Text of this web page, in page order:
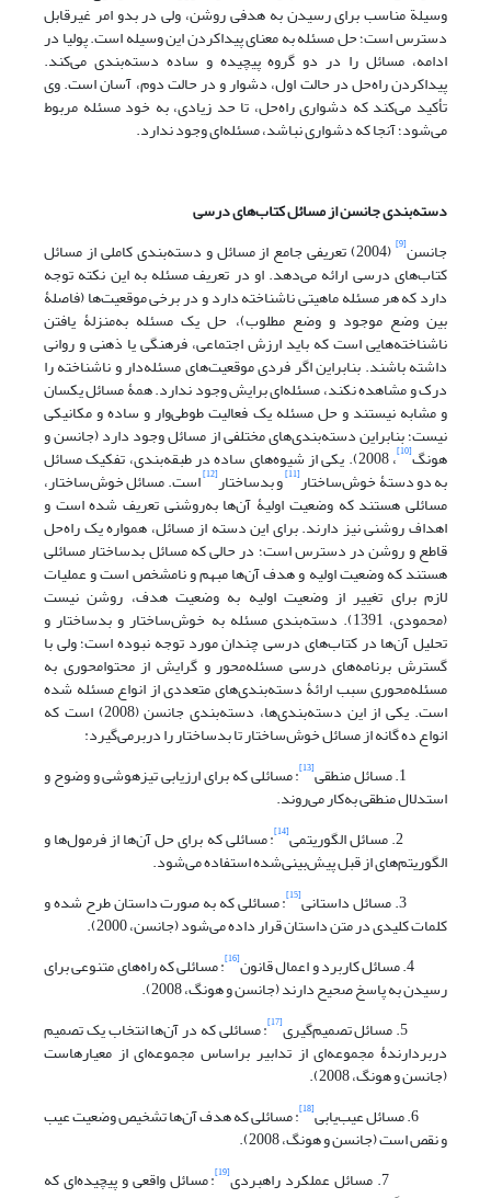
وسیلة مناسب برای رسیدن به هدفی روشن، ولی در بدو امر غیرقابل
دسترس است؛ حل مسئله به معنای پیداکردن این وسیله است. پولیا در
ادامه، مسائل را در دو گروه پیچیده و ساده دسته‌بندی می‌کند.
پیداکردن راه‌حل در حالت اول، دشوار و در حالت دوم، آسان است. وی
تأکید می‌کند که دشواری راه‌حل، تا حد زیادی، به خود مسئله مربوط
می‌شود؛ آنجا که دشواری نباشد، مسئله‌ای وجود ندارد.
دسته‌بندی جانسن از مسائل کتاب‌های درسی
جانسن[9] (2004) تعریفی جامع از مسائل و دسته‌بندی کاملی از مسائل
کتاب‌های درسی ارائه می‌دهد. او در تعریف مسئله به این نکته توجه
دارد که هر مسئله ماهیتی ناشناخته دارد و در برخی موقعیت‌ها (فاصلۀ
بین وضع موجود و وضع مطلوب)، حل یک مسئله به‌منزلۀ یافتن
ناشناخته‌هایی است که باید ارزش اجتماعی، فرهنگی یا ذهنی و روانی
داشته باشند. بنابراین اگر فردی موقعیت‌های مسئله‌دار و ناشناخته را
درک و مشاهده نکند، مسئله‌ای برایش وجود ندارد. همۀ مسائل یکسان
و مشابه نیستند و حل مسئله یک فعالیت طوطی‌وار و ساده و مکانیکی
نیست؛ بنابراین دسته‌بندی‌های مختلفی از مسائل وجود دارد (جانسن و
هونگ[10] ، 2008). یکی از شیوه‌های ساده در طبقه‌بندی، تفکیک مسائل
به دو دستۀ خوش‌ساختار[11] و بدساختار[12] است. مسائل خوش‌ساختار،
مسائلی هستند که وضعیت اولیۀ آن‌ها به‌روشنی تعریف شده است و
اهداف روشنی نیز دارند. برای این دسته از مسائل، همواره یک راه‌حل
قاطع و روشن در دسترس است؛ در حالی که مسائل بدساختار مسائلی
هستند که وضعیت اولیه و هدف آن‌ها مبهم و نامشخص است و عملیات
لازم برای تغییر از وضعیت اولیه به وضعیت هدف، روشن نیست
(محمودی، 1391). دسته‌بندی مسئله به خوش‌ساختار و بدساختار و
تحلیل آن‌ها در کتاب‌های درسی چندان مورد توجه نبوده است؛ ولی با
گسترش برنامه‌های درسی مسئله‌محور و گرایش از محتوامحوری به
مسئله‌محوری سبب ارائۀ دسته‌بندی‌های متعددی از انواع مسئله شده
است. یکی از این دسته‌بندی‌ها، دسته‌بندی جانسن (2008) است که
انواع ده گانه از مسائل خوش‌ساختار تا بدساختار را دربرمی‌گیرد:
[13] : مسائلی که برای ارزیابی تیزهوشی و وضوح و
استدلال منطقی به‌کار می‌روند.
2. مسائل الگوریتمی
[14] : مسائلی که برای حل آن‌ها از فرمول‌ها و
الگوریتم‌های از قبل پیش‌بینی‌شده استفاده می‌شود.
3. مسائل داستانی
[15] : مسائلی که به صورت داستان طرح شده و
کلمات کلیدی در متن داستان قرار داده می‌شود (جانسن، 2000).
[16] : مسائلی که راه‌های متنوعی برای
رسیدن به پاسخ صحیح دارند (جانسن و هونگ، 2008).
[17] : مسائلی که در آن‌ها انتخاب یک تصمیم
دربردارندۀ مجموعه‌ای از تدابیر براساس مجموعه‌ای از معیارهاست
(جانسن و هونگ، 2008).
[18] : مسائلی که هدف آن‌ها تشخیص وضعیت عیب
و نقص است (جانسن و هونگ، 2008).
[19] : مسائل واقعی و پیچیده‌ای که